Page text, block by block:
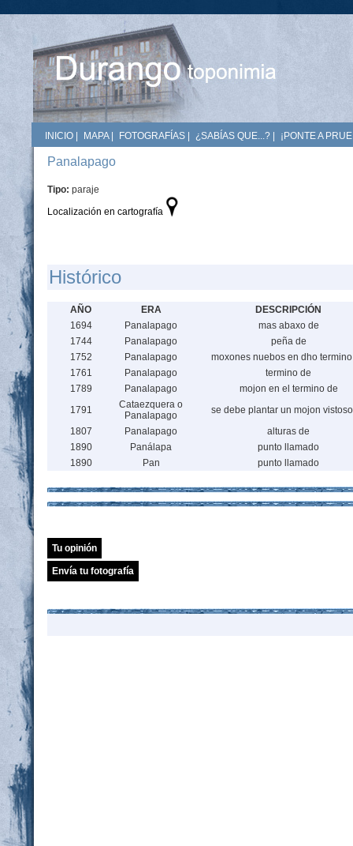
INICIO MAPA| FOTOGRAFÍAS ¿SABÍAS QUE...? ¡PONTE A
Panalapago
Tipo: paraje
Localización en cartografía
Histórico
AÑO ERA
DESCRIPCIÓN
1694
Panalapago
mas abaxo de
1744
Panalapago
peña de
1752
Panalapago
moxones nuebos en dho
1761
Panalapago
termino de
1789
Panalapago
mojon en el termino de
1791
Cataezquera o
Panalapago
se debe plantar un mojon
1807
Panalapago
alturas de
1890
Panálapa
punto llamado
1890
Pan punto llamado
Tu opinión
Envía tu fotografía